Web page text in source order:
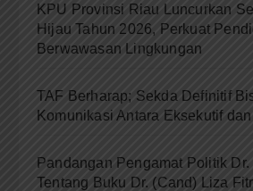
KPU Provinsi Riau Luncurkan
Hijau Tahun 2026, Perkuat
Berwawasan Lingkungan
TAF Berharap; Sekda Definitif
Komunikasi Antara Eksekutif
Pandangan Pengamat Politik
Tentang Buku Dr. (Cand) Liza